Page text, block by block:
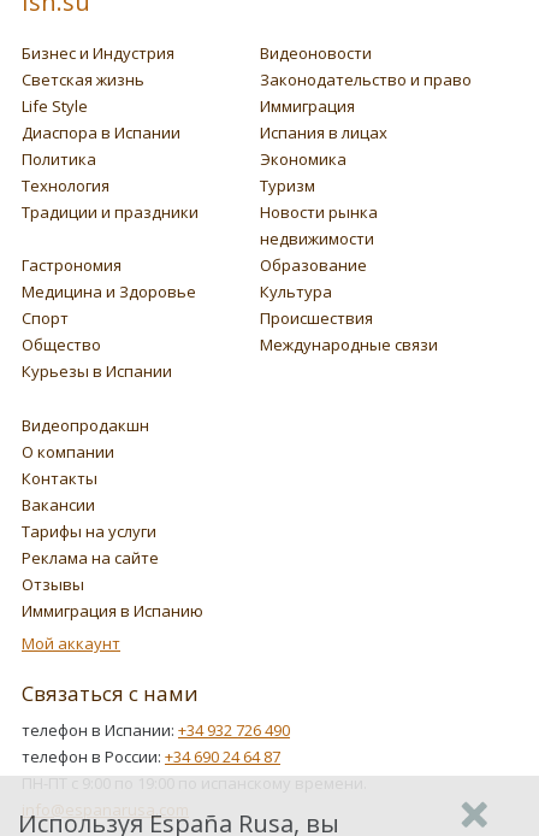
Бизнес и Индустрия
Видеоновости
Светская жизнь
Законодательство и право
Life Style
Иммиграция
Диаспора в Испании
Испания в лицах
Политика
Экономика
Технология
Туризм
Традиции и праздники
Новости рынка
недвижимости
Гастрономия
Образование
Медицина и Здоровье
Культура
Спорт
Происшествия
Общество
Международные связи
Курьезы в Испании
Видеопродакшн
О компании
Контакты
Вакансии
Тарифы на услуги
Реклама на сайте
Отзывы
Иммиграция в Испанию
Мой аккаунт
Связаться с нами
телефон в Испании: +34 932 726 490
телефон в России: +34 690 24 64 87
ПН-ПТ с 9:00 по 19:00 по испанскому времени.
info@espanarusa.com
Используя España Rusa, вы